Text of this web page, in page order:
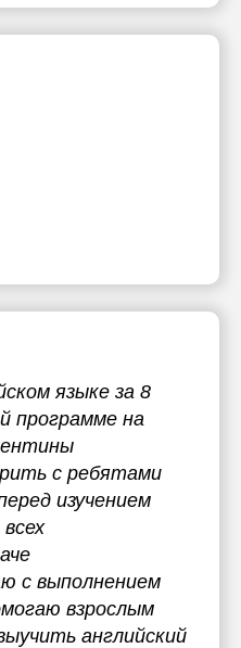
языке за 8
программе на
с ребятами
изучением
с выполнением
взрослым
английский